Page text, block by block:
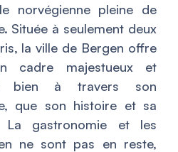
norvégienne pleine de
Située à seulement deux
la ville de Bergen offre
cadre majestueux et
bien à travers son
que son histoire et sa
La gastronomie et les
ne sont pas en reste,